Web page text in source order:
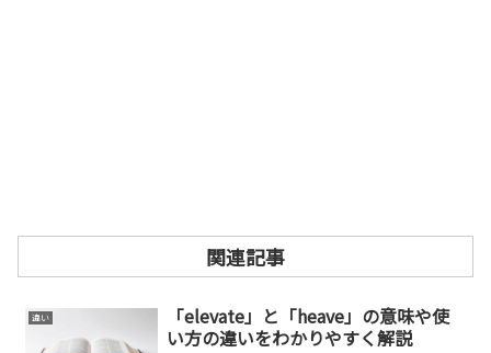
関連記事
違い
「elevate」と「heave」の意味や使
い方の違いをわかりやすく解説